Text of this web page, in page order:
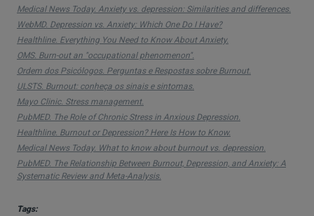
Queixas físicas, como desconforto
gastrointestinal, tensão muscular, dores de
cabeça.
Crise de ansiedade
Uma crise de ansiedade pode manifestar-se por
um medo intenso, acompanhado de sintomas
físicos como palpitações, tremores, aperto no
peito, falta de ar, tonturas e sensação de perda de
controlo.
É uma experiência muito angustiante e pode ser
Medical News Today. Anxiety vs. depression: Similarities and differences.
WebMD. Depression vs. Anxiety: Which One Do I Have?
Healthline. Everything You Need to Know About Anxiety.
OMS. Burn-out an "occupational phenomenon".
Ordem dos Psicólogos. Perguntas e Respostas sobre Burnout.
ULSTS. Burnout: conheça os sinais e sintomas.
Mayo Clinic. Stress management.
PubMED. The Role of Chronic Stress in Anxious Depression.
Healthline. Burnout or Depression? Here Is How to Know.
Medical News Today. What to know about burnout vs. depression.
PubMED. The Relationship Between Burnout, Depression, and Anxiety: A
Systematic Review and Meta-Analysis.
Tags: